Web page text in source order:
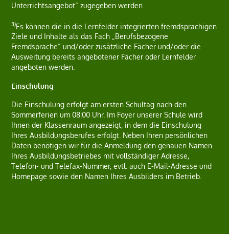
Unterrichtsangebot“ zugegeben werden
3)Es können die in die Lernfelder integrierten fremdsprachigen
Ziele und Inhalte als das Fach „Berufsbezogene
Fremdsprache“ und/oder zusätzliche Fächer und/oder die
Ausweitung bereits angebotener Fächer oder Lernfelder
angeboten werden.
Einschulung
Die Einschulung erfolgt am ersten Schultag nach den
Sommerferien um 08:00 Uhr. Im Foyer unserer Schule wird
Ihnen der Klassenraum angezeigt, in dem die Einschulung
Ihres Ausbildungsberufes erfolgt. Neben Ihren persönlichen
Daten benötigen wir für die Anmeldung den genauen Namen
Ihres Ausbildungsbetriebes mit vollständiger Adresse,
Telefon- und Telefax-Nummer, evtl. auch E-Mail-Adresse und
Homepage sowie den Namen Ihres Ausbilders im Betrieb.